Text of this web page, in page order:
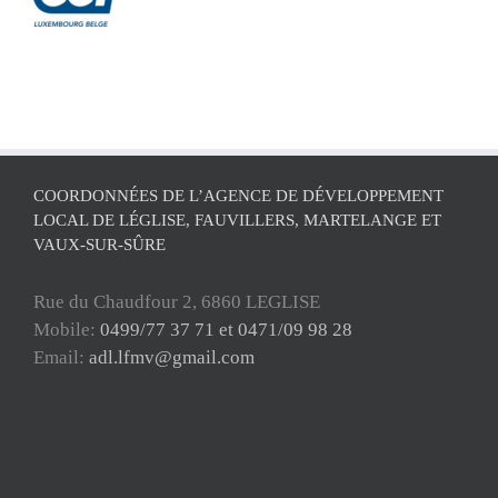
COORDONNÉES DE L’AGENCE DE DÉVELOPPEMENT
LOCAL DE LÉGLISE, FAUVILLERS, MARTELANGE ET
VAUX-SUR-SÛRE
Rue du Chaudfour 2, 6860 LEGLISE
Mobile: 0499/77 37 71 et 0471/09 98 28
Email: adl.lfmv@gmail.com